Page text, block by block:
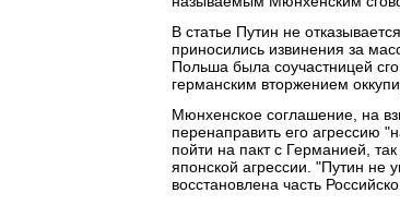
В статье Путин не
приносились извинения за
Польша была соучастницей
германским вторжением
Мюнхенское соглашение, на
перенаправить его агрессию
пойти на пакт с Германией,
японской агрессии. "Путин не
восстановлена часть